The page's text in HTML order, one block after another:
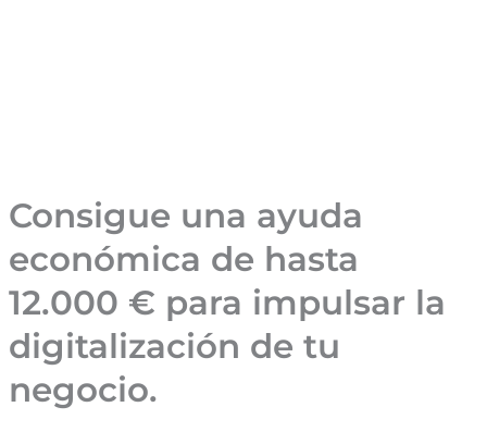
Consigue una ayuda
económica de hasta
12.000 € para impulsar la
digitalización de tu
negocio.